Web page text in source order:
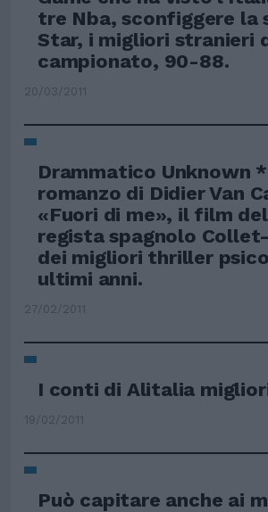
tre Nba, sconfiggere la
Star, i migliori stranieri
campionato, 90-88.
20/03/2011
Drammatico Unknown
romanzo di Didier Van
«Fuori di me», il film
regista spagnolo
dei migliori thriller
ultimi anni.
27/02/2011
I conti di Alitalia
19/02/2011
Può capitare anche ai